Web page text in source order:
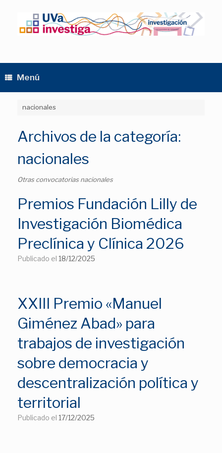
contenido
Menú
nacionales
Archivos de la categoría:
nacionales
Otras convocatorias nacionales
Premios Fundación Lilly de
Investigación Biomédica
Preclínica y Clínica 2026
Publicado el 18/12/2025
XXIII Premio «Manuel
Giménez Abad» para
trabajos de investigación
sobre democracia y
descentralización política y
territorial
Publicado el 17/12/2025